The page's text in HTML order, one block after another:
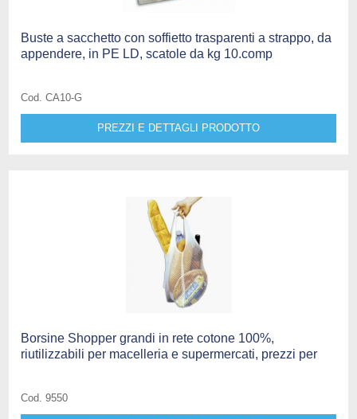
Buste a sacchetto con soffietto trasparenti a strappo, da
appendere, in PE LD, scatole da kg 10.comp
Cod. CA10-G
PREZZI E DETTAGLI PRODOTTO
Borsine Shopper grandi in rete cotone 100%,
riutilizzabili per macelleria e supermercati, prezzi per
Cod. 9550